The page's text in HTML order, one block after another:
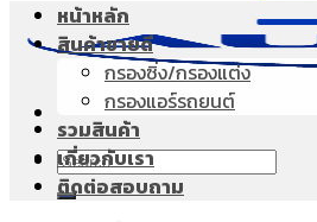
Search
for:
หน้าหลัก
สินค้าขายดี
กรองซิ่ง/กรองแต่ง
กรองแอร์รถยนต์
รวมสินค้า
เกี่ยวกับเรา
ติดต่อสอบถาม